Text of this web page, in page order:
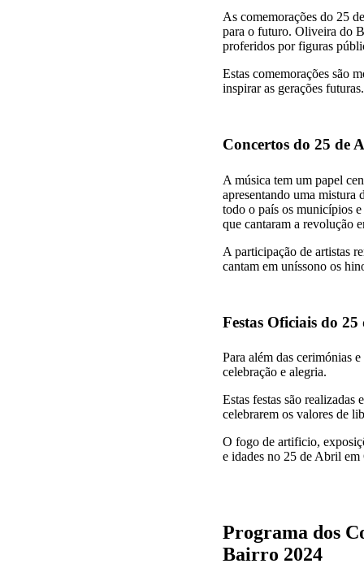
As comemorações do 25
para o futuro. Oliveira do
proferidos por figuras
Estas comemorações são
inspirar as gerações futuras.
Concertos do 25 de
A música tem um papel
apresentando uma mistura
todo o país os municípios
que cantaram a revolução
A participação de artistas
cantam em uníssono os
Festas Oficiais do
Para além das cerimónias
celebração e alegria.
Estas festas são realizadas
celebrarem os valores de
O fogo de artificio,
e idades no 25 de Abril
Programa dos
Bairro 2024